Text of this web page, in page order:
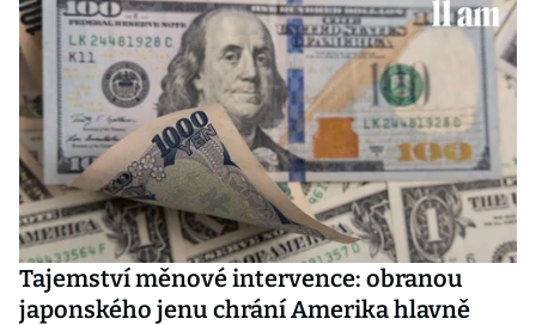
Tajemství měnové intervence: obranou
japonského jenu chrání Amerika hlavně